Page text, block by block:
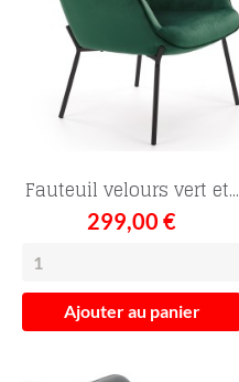
Fauteuil velours vert et...
299,00 €
Ajouter au panier